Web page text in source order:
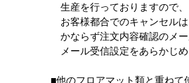
生産を行っておりますので、
お客様都合でのキャンセルは
かならず注文内容確認のメー
メール受信設定をあらかじめ
■他のフロアマット類と重ねて